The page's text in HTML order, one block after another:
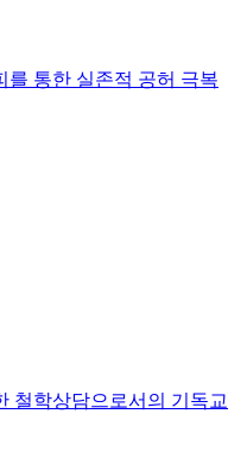
를 통한 실존적 공허 극복
철학상담으로서의 기독교